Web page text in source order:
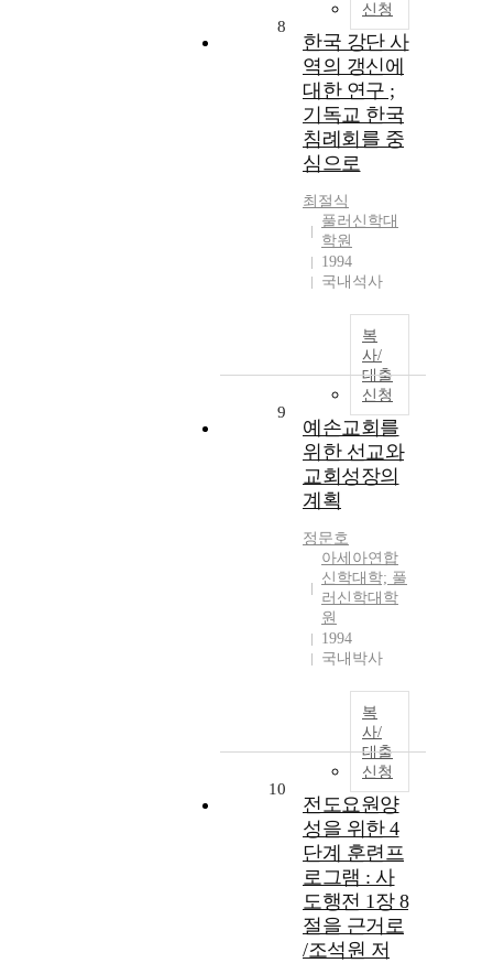
신청
8
한국 강단 사
역의 갱신에
대한 연구 ;
기독교 한국
침례회를 중
심으로
최절식
풀러신학대
학원
1994
국내석사
복
사/
대출
신청
9
예손교회를
위한 선교와
교회성장의
계획
정문호
아세아연합
신학대학; 풀
러신학대학
원
1994
국내박사
복
사/
대출
신청
10
전도요원양
성을 위한 4
단계 훈련프
로그램 : 사
도행전 1장 8
절을 근거로
/조석원 저